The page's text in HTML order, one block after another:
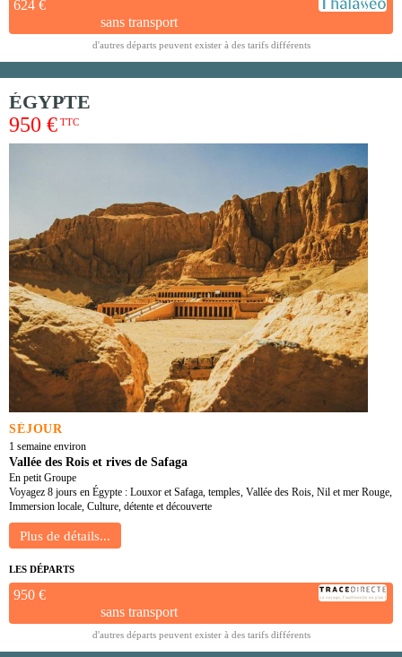
624 €
sans transport
d'autres départs peuvent exister à des tarifs différents
ÉGYPTE
950 € TTC
SÉJOUR
1 semaine environ
Vallée des Rois et rives de Safaga
En petit Groupe
Voyagez 8 jours en Égypte : Louxor et Safaga, temples, Vallée des Rois, Nil et mer Rouge,
Immersion locale, Culture, détente et découverte
LES DÉPARTS
950 €
sans transport
d'autres départs peuvent exister à des tarifs différents